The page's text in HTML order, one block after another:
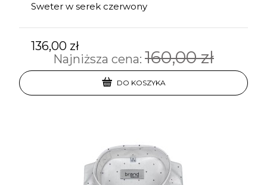
Sweter w serek czerwony
136,00 zł
Najniższa cena: 160,00 zł
DO KOSZYKA